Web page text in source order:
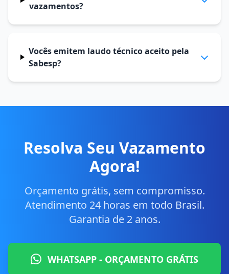
vazamentos?
Vocês emitem laudo técnico aceito pela
Sabesp?
Resolva Seu Vazamento
Agora!
Orçamento grátis, sem compromisso.
Atendimento 24 horas em todo Brasil.
Garantia de 2 anos.
WHATSAPP - ORÇAMENTO GRÁTIS